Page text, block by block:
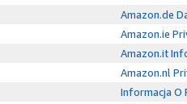
Amazon.de
Amazon.ie
Amazon.it
Amazon.nl
Informacja O